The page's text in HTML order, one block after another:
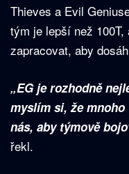
Thieves a Evil
tým je lepší než
zapracovat, aby
„EG je rozhodně
myslím si, že mnoho
nás, aby týmově
řekl.